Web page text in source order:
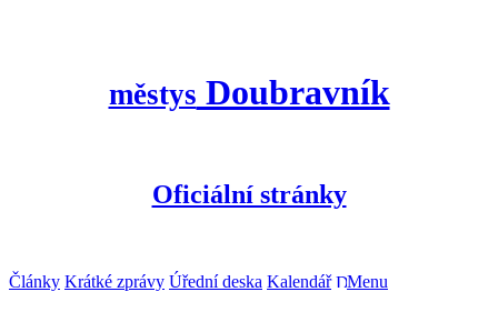
městys Doubravník
Oficiální stránky
Články Krátké zprávy Úřední deska Kalendář Menu